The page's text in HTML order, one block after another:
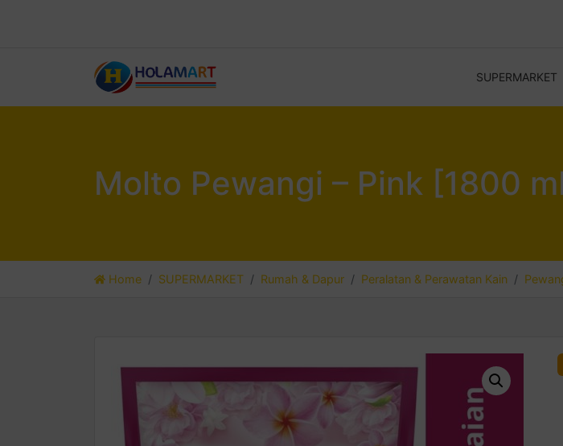
SUPERMARKET
Molto Pewangi – Pink [1800
Home SUPERMARKET Rumah & Dapur Peralatan & Perawatan Kain